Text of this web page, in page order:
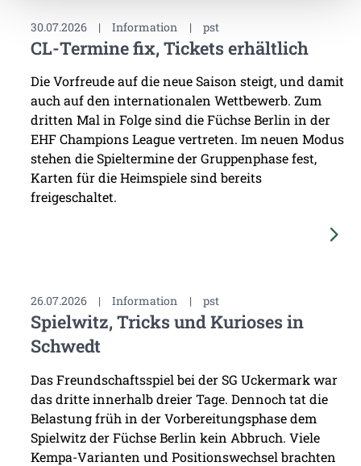
30.07.2026 | Information | pst
CL-Termine fix, Tickets erhältlich
Die Vorfreude auf die neue Saison steigt, und damit
auch auf den internationalen Wettbewerb. Zum
dritten Mal in Folge sind die Füchse Berlin in der
EHF Champions League vertreten. Im neuen Modus
stehen die Spieltermine der Gruppenphase fest,
Karten für die Heimspiele sind bereits
freigeschaltet.
26.07.2026 | Information | pst
Spielwitz, Tricks und Kurioses in
Schwedt
Das Freundschaftsspiel bei der SG Uckermark war
das dritte innerhalb dreier Tage. Dennoch tat die
Belastung früh in der Vorbereitungsphase dem
Spielwitz der Füchse Berlin kein Abbruch. Viele
Kempa-Varianten und Positionswechsel brachten